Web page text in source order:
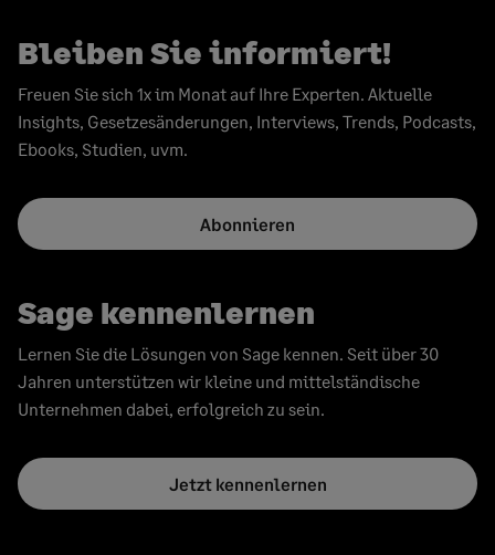
Bleiben Sie informiert!
Freuen Sie sich 1x im Monat auf Ihre Experten. Aktuelle
Insights, Gesetzesänderungen, Interviews, Trends, Podcasts,
Ebooks, Studien, uvm.
Abonnieren
Sage kennenlernen
Lernen Sie die Lösungen von Sage kennen. Seit über 30
Jahren unterstützen wir kleine und mittelständische
Unternehmen dabei, erfolgreich zu sein.
Jetzt kennenlernen